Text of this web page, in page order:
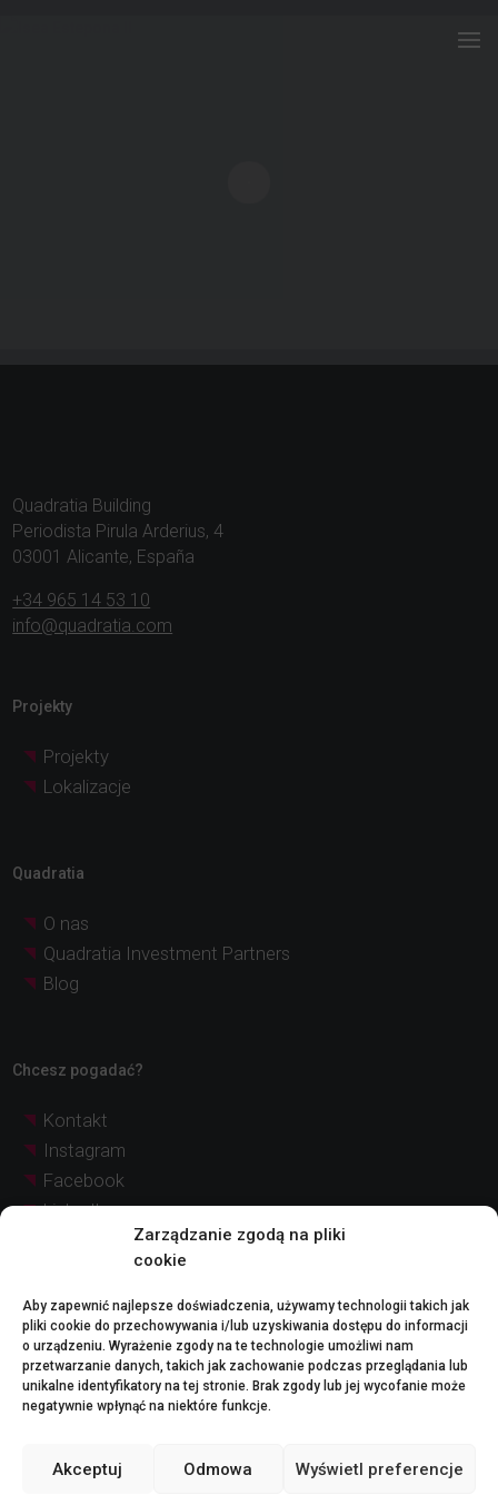
Zarządzanie zgodą na pliki
cookie
Aby zapewnić najlepsze doświadczenia, używamy technologii takich jak
pliki cookie do przechowywania i/lub uzyskiwania dostępu do informacji
o urządzeniu. Wyrażenie zgody na te technologie umożliwi nam
przetwarzanie danych, takich jak zachowanie podczas przeglądania lub
unikalne identyfikatory na tej stronie. Brak zgody lub jej wycofanie może
negatywnie wpłynąć na niektóre funkcje.
Akceptuj Odmowa Wyświetl preferencje
Quadratia Building
Periodista Pirula Arderius, 4
03001 Alicante, España
+34 965 14 53 10
info@quadratia.com
Projekty
Projekty
Lokalizacje
Quadratia
O nas
Quadratia Investment Partners
Blog
Chcesz pogadać?
Kontakt
Instagram
Facebook
LinkedIn
© Quadratia
2026 |
Nota prawna
Polityka dotycząca plików cookie (UE)
służą wyłącznie celom ilustracyjnym i mogą nie odpowiadać rzeczywistości. Podane
ceny są przybliżone i niewiążące i mogą ulec zmianie bez powiadomienia. W celu